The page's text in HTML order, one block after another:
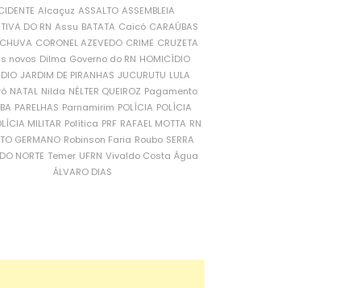
Alcaçuz ASSALTO ASSEMBLEIA
DO RN Assu BATATA Caicó CARAÚBAS
CORONEL AZEVEDO CRIME CRUZETA
novos Dilma Governo do RN HOMICÍDIO
JARDIM DE PIRANHAS JUCURUTU LULA
NATAL Nilda NÉLTER QUEIROZ Pagamento
PARELHAS Parnamirim POLÍCIA POLÍCIA
MILITAR Política PRF RAFAEL MOTTA RN
GERMANO Robinson Faria Roubo SERRA
NORTE Temer UFRN Vivaldo Costa Água
ÁLVARO DIAS